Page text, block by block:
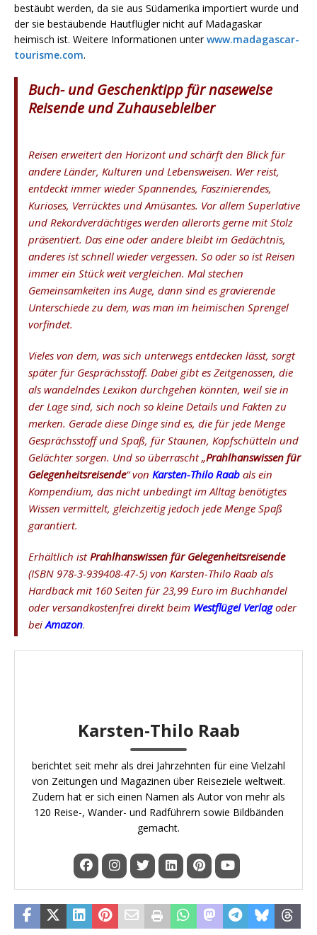
bestäubt werden, da sie aus Südamerika importiert wurde und
der sie bestäubende Hautflügler nicht auf Madagaskar
heimisch ist. Weitere Informationen unterwww.madagascar-
tourisme.com.
Buch- und Geschenktipp für naseweise
Reisende und Zuhausebleiber
Reisen erweitert den Horizont und schärft den Blick für
andere Länder, Kulturen und Lebensweisen. Wer reist,
entdeckt immer wieder Spannendes, Faszinierendes,
Kurioses, Verrücktes und Amüsantes. Vor allem Superlative
und Rekordverdächtiges werden allerorts gerne mit Stolz
präsentiert. Das eine oder andere bleibt im Gedächtnis,
anderes ist schnell wieder vergessen. So oder so ist Reisen
immer ein Stück weit vergleichen. Mal stechen
Gemeinsamkeiten ins Auge, dann sind es gravierende
Unterschiede zu dem, was man im heimischen Sprengel
vorfindet.
Vieles von dem, was sich unterwegs entdecken lässt, sorgt
später für Gesprächsstoff. Dabei gibt es Zeitgenossen, die
als wandelndes Lexikon durchgehen könnten, weil sie in
der Lage sind, sich noch so kleine Details und Fakten zu
merken. Gerade diese Dinge sind es, die für jede Menge
Gesprächsstoff und Spaß, für Staunen, Kopfschütteln und
Gelächter sorgen. Und so überrascht „Prahlhanswissen für
Gelegenheitsreisende“ von Karsten-Thilo Raab als ein
Kompendium, das nicht unbedingt im Alltag benötigtes
Wissen vermittelt, gleichzeitig jedoch jede Menge Spaß
garantiert.
Erhältlich istPrahlhanswissen für Gelegenheitsreisende
(ISBN 978-3-939408-47-5) von Karsten-Thilo Raab als
Hardback mit 160 Seiten für 23,99 Euro im Buchhandel
oder versandkostenfrei direkt beim Westflügel Verlag oder
bei Amazon.
Karsten-Thilo Raab
berichtet seit mehr als drei Jahrzehnten für eine Vielzahl
von Zeitungen und Magazinen über Reiseziele weltweit.
Zudem hat er sich einen Namen als Autor von mehr als
120 Reise-, Wander- und Radführern sowie Bildbänden
gemacht.